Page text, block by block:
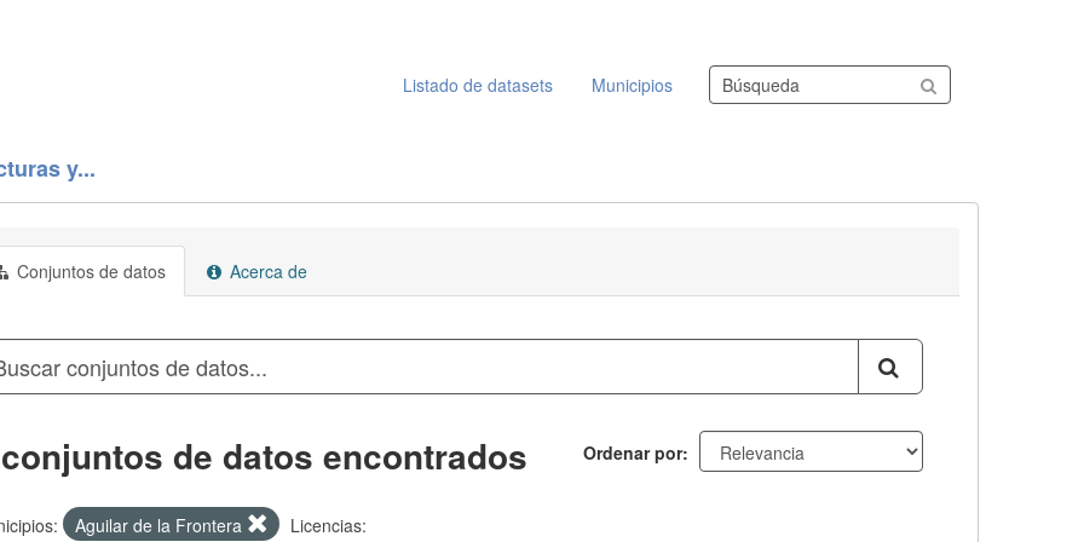
Listado de datasets
Municipios Buscar conjuntos de datos
y...
Conjuntos de datos Acerca de
Ordenar por
de datos encontrados
Aguilar de la Frontera
Licencias: